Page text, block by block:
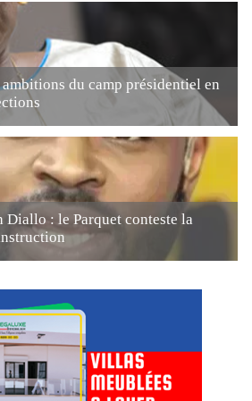
du camp présidentiel en
Diallo : le Parquet conteste la